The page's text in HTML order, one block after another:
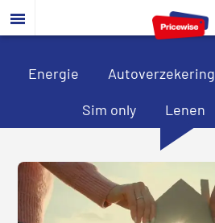
Door
naar
hoofd
Spring
naar
eerste
Spring
naar
voettekst
Energie Autoverzekering
Sim only Lenen